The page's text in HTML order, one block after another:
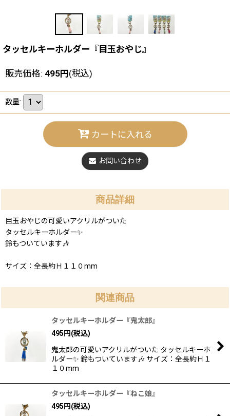
タッセルキーホルダー『目玉おやじ』
販売価格: 495円(税込)
数量:
カートに入れる
お問い合わせ
商品詳細
目玉おやじの可愛いアクリルがついた
タッセルキーホルダー✨
鈴もついています🎶
サイズ：全長約Ｈ１１０mm
関連商品
タッセルキーホルダー『鬼太郎』
495円(税込)
鬼太郎の可愛いアクリルがついた タッセルキーホ
ルダー✨ 鈴もついています🎶 サイズ：全長約Ｈ１
１０mm
タッセルキーホルダー『ねこ娘』
495円(税込)